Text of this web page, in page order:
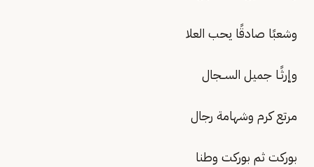
وشعبًا صادقًا يحب العلا
وإرثًـا جميل الســجال
مرتع كرم وشهامة رجال
بوركت ثم بوركت وطنا